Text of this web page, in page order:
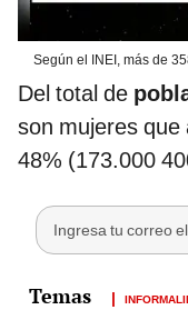
Según el INEI, más de
Del total de
son mujeres que
48% (173.000